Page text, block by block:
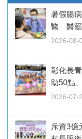
暑假腸
醫 醫籲
2026-08-
彰化長
助50點
2026-07-
斥資3